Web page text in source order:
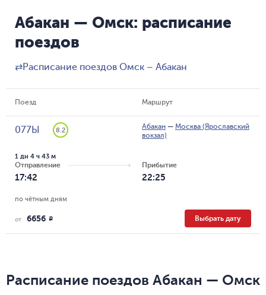
Абакан — Омск: расписание
поездов
⇄Расписание поездов Омск – Абакан
Поезд Маршрут
077Ы 8.2 Абакан — Москва (Ярославский
вокзал)
Отправление
17:42
1 дн 4 ч 43 м
Прибытие
22:25
по чётным дням
от 6656 R Выбрать дату
Расписание поездов Абакан — Омск